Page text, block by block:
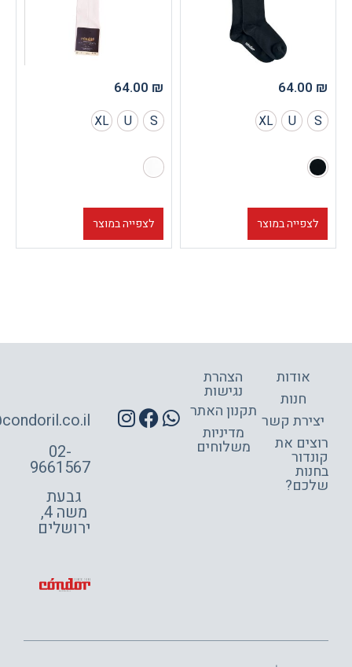
64.00
U
XL
במוצר
64.00
U
XL
לצפייה במוצר
קשר
את
הצהרת
נגישות
תקנון האתר
מדיניות
משלוחים
site@condoril.co.il
9661567
משה 4,
ירושלים